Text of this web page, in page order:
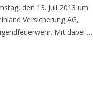
den 13. Juli 2013 um
Versicherung AG,
Mit dabei …